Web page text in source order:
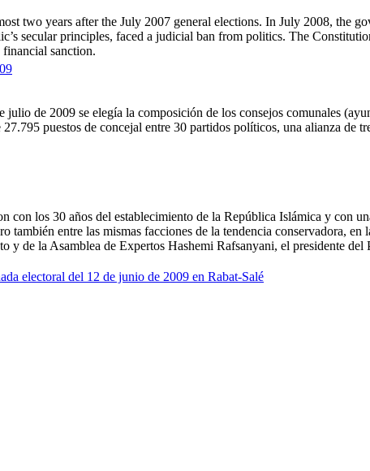
two years after the July 2007 general elections. In July 2008, the
secular principles, faced a judicial ban from politics. The
sanction.
julio de 2009 se elegía la composición de los consejos comunales
puestos de concejal entre 30 partidos políticos, una alianza de
con los 30 años del establecimiento de la República Islámica y con
también entre las mismas facciones de la tendencia conservadora,
y de la Asamblea de Expertos Hashemi Rafsanyani, el presidente
electoral del 12 de junio de 2009 en Rabat-Salé